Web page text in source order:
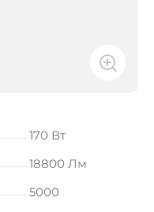
170 Вт
18800 Лм
5000